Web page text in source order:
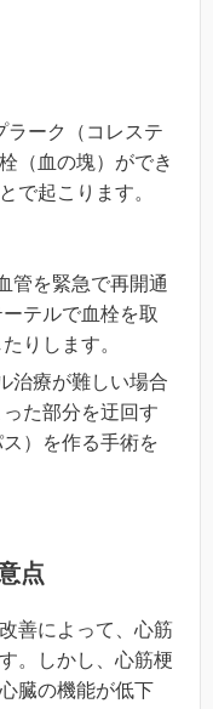
ラーク（コレステ
（血の塊）ができ
で起こります。
管を緊急で再開通
テルで血栓を取
りします。
治療が難しい場合
た部分を迂回す
）を作る手術を
点
善によって、心筋
。しかし、心筋梗
臓の機能が低下